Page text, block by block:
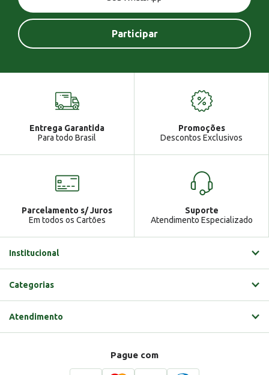
Entrega Garantida
Para todo Brasil
Promoções
Descontos Exclusivos
Parcelamento s/ Juros
Em todos os Cartões
Suporte
Atendimento Especializado
Institucional
Categorias
Atendimento
Pague com
Você tem uma mensagem!
Ga Atendimento
Gabrielle